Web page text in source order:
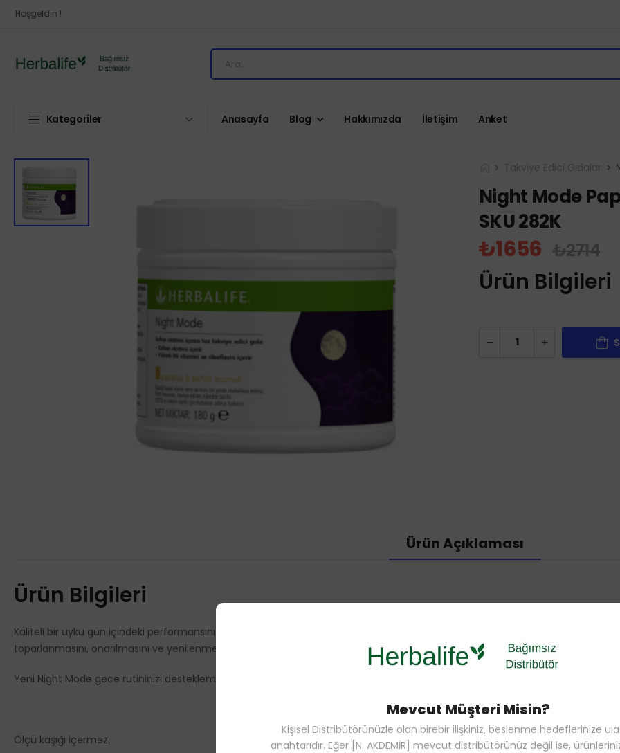
Mevcut Müşteri Misin?
Kişisel Distribütörünüzle olan birebir ilişkiniz, beslenme hedeflerinize
anahtarıdır. Eğer [N. AKDEMİR] mevcut distribütörünüz değil ise,
Hoşgeldin !
Kategoriler Anasayfa Blog Hakkımızda İletişim Anket
Night Mode
SKU 282K
₺1656 ₺2714
Ürün Bilgileri
Ürün Açıklaması
Ürün Bilgileri
Kaliteli bir uyku gün içindeki performansınız ve genel sağlığınız için çok önemlidir çünkü pek çok faydası vardır. İyi bir gece
toparlanmasını, onarılmasını ve yenilenmesini destekler. Gün boyunca daha iyi odaklanmanıza da yardımcı olur.
Yeni Night Mode gece rutininizi desteklemek için safran ekstresi ile özel olarak formüle edilmiştir. Night Mode ile kendinizi
Ölçü kaşığı içermez.